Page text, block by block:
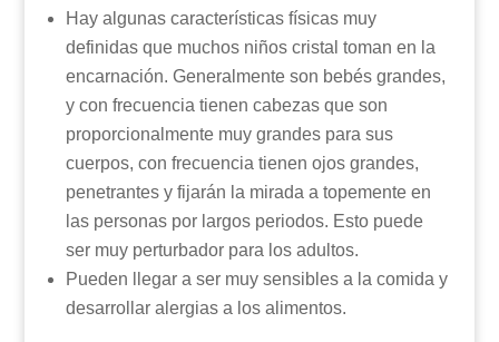
Hay algunas características físicas muy
definidas que muchos niños cristal toman en la
encarnación. Generalmente son bebés grandes,
y con frecuencia tienen cabezas que son
proporcionalmente muy grandes para sus
cuerpos, con frecuencia tienen ojos grandes,
penetrantes y fijarán la mirada a topemente en
las personas por largos periodos. Esto puede
ser muy perturbador para los adultos.
Pueden llegar a ser muy sensibles a la comida y
desarrollar alergias a los alimentos.